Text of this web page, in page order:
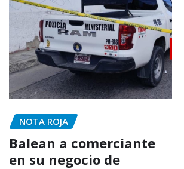
NOTA ROJA
Balean a comerciante
en su negocio de